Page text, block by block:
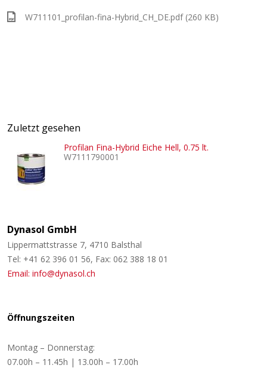
W711101_profilan-fina-Hybrid_CH_DE.pdf (260 KB)
Zuletzt gesehen
Profilan Fina-Hybrid Eiche Hell, 0.75 lt.
W7111790001
Dynasol GmbH
Lippermattstrasse 7, 4710 Balsthal
Tel: +41 62 396 01 56, Fax: 062 388 18 01
Email: info@dynasol.ch
Öffnungszeiten
Montag – Donnerstag:
07.00h – 11.45h | 13.00h – 17.00h